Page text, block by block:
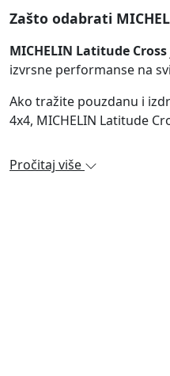
Zašto odabrati
MICHELIN Latitude Cross
izvrsne performanse na
Ako tražite pouzdanu i
4x4, MICHELIN Latitude
Pročitaj više